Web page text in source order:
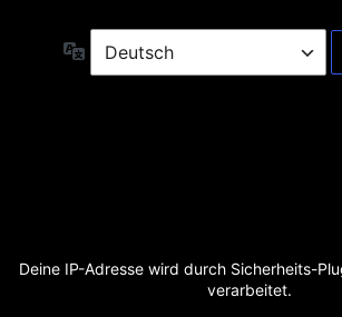
Sprache
Deine IP-Adresse wird durch Sicherheits-
verarbeitet.